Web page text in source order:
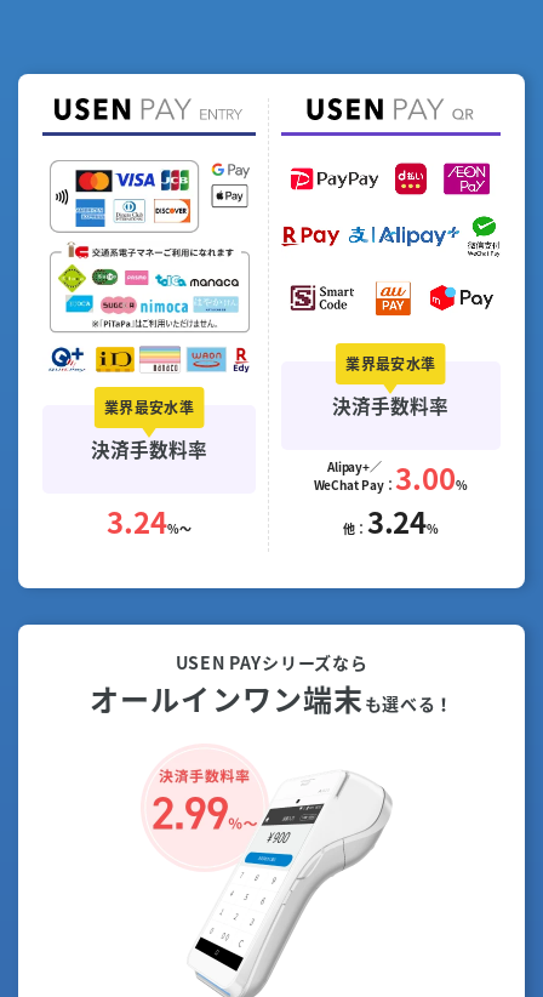
決済手数料率
3.24%〜
決済手数料率
Alipay+／
WeChat Pay：3.00%
他： 3.24%
USEN PAYシリーズなら
オールインワン端末 も選べる！